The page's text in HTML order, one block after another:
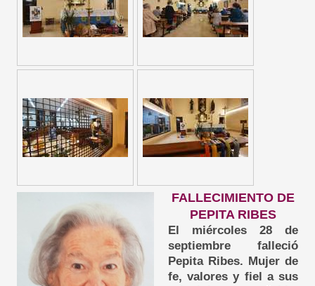
FALLECIMIENTO DE
PEPITA RIBES
El miércoles 28 de
septiembre falleció
Pepita Ribes. Mujer de
fe, valores y fiel a sus